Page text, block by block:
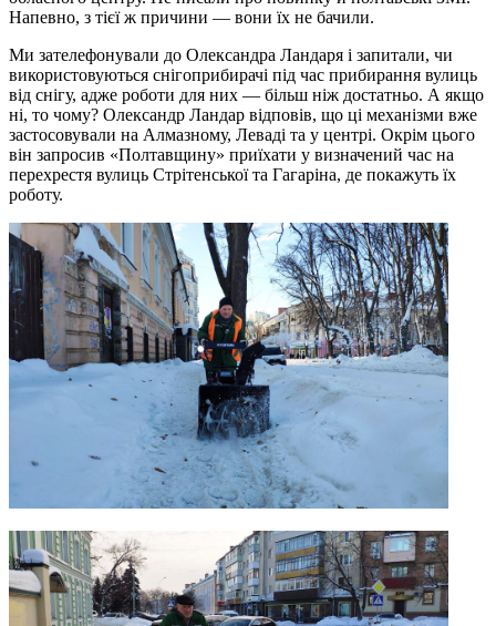
Напевно, з тієї ж причини — вони їх не бачили.
Ми зателефонували до Олександра Ландаря і запитали, чи
використовуються снігоприбирачі під час прибирання вулиць
від снігу, адже роботи для них — більш ніж достатньо. А якщо
ні, то чому? Олександр Ландар відповів, що ці механізми вже
застосовували на Алмазному, Леваді та у центрі. Окрім цього
він запросив «Полтавщину» приїхати у визначений час на
перехрестя вулиць Стрітенської та Гагаріна, де покажуть їх
роботу.